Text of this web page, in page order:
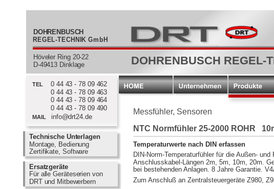
NTC Normfühler 25-2000 ROHR
Temperaturwerte nach DIN erfassen
DIN-Norm-Temperaturfühler für die Außen-
Anschlusskabel-Längen 2m, 5m, 10m, 20m.
bei bestehenden Anlagen. 8 Jahre Garantie.
Zum Anschluß an Zentralsteuergeräte Z980,
DOHRENBUSCH REGEL-
Messfühler, Sensoren
  DOHRENBUSCH
REGEL-TECHNIK GmbH
  Höveler Ring 20-22
  D-49413 Dinklage
  TEL
0 44 43 - 78 09 462
0 44 43 - 78 09 463
0 44 43 - 78 09 464
0 44 43 - 78 09 490
  MAIL
info@drt24.de
Technische Unterlagen
Montage, Bedienung
Zertifikate, Software
Ersatzgeräte
Für alle Geräteserien von
DRT und Mitbewerbern